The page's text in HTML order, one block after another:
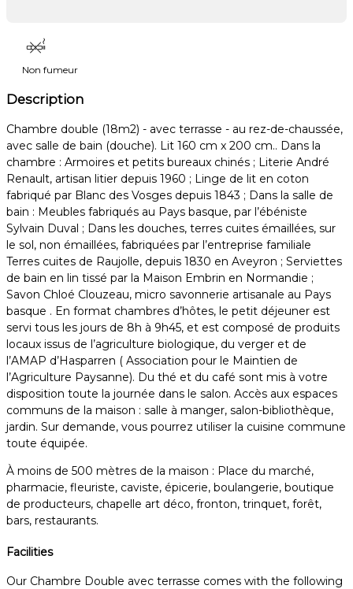
Non fumeur
Description
Chambre double (18m2) - avec terrasse - au rez-de-chaussée,
avec salle de bain (douche). Lit 160 cm x 200 cm.. Dans la
chambre : Armoires et petits bureaux chinés ; Literie André
Renault, artisan litier depuis 1960 ; Linge de lit en coton
fabriqué par Blanc des Vosges depuis 1843 ; Dans la salle de
bain : Meubles fabriqués au Pays basque, par l’ébéniste
Sylvain Duval ; Dans les douches, terres cuites émaillées, sur
le sol, non émaillées, fabriquées par l’entreprise familiale
Terres cuites de Raujolle, depuis 1830 en Aveyron ; Serviettes
de bain en lin tissé par la Maison Embrin en Normandie ;
Savon Chloé Clouzeau, micro savonnerie artisanale au Pays
basque . En format chambres d’hôtes, le petit déjeuner est
servi tous les jours de 8h à 9h45, et est composé de produits
locaux issus de l’agriculture biologique, du verger et de
l’AMAP d’Hasparren ( Association pour le Maintien de
l’Agriculture Paysanne). Du thé et du café sont mis à votre
disposition toute la journée dans le salon. Accès aux espaces
communs de la maison : salle à manger, salon-bibliothèque,
jardin. Sur demande, vous pourrez utiliser la cuisine commune
toute équipée.
À moins de 500 mètres de la maison : Place du marché,
pharmacie, fleuriste, caviste, épicerie, boulangerie, boutique
de producteurs, chapelle art déco, fronton, trinquet, forêt,
bars, restaurants.
Facilities
Our Chambre Double avec terrasse comes with the following